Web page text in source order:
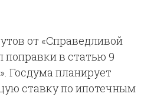
от «Справедливой
поправки в статью 9
Госдума планирует
ставку по ипотечным